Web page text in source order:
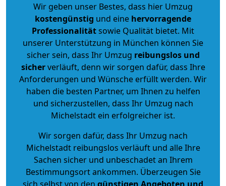
Wir geben unser Bestes, dass hier Umzug
kostengünstig und eine hervorragende
Professionalitätsowie Qualität bietet. Mit
unserer Unterstützung in München können Sie
sicher sein, dass Ihr Umzug reibungslos und
sicherverläuft, denn wir sorgen dafür, dass Ihre
Anforderungen und Wünsche erfüllt werden. Wir
haben die besten Partner, um Ihnen zu helfen
und sicherzustellen, dass Ihr Umzug nach
Michelstadt ein erfolgreicher ist.
Wir sorgen dafür, dass Ihr Umzug nach
Michelstadt reibungslos verläuft und alle Ihre
Sachen sicher und unbeschadet an Ihrem
Bestimmungsort ankommen. Überzeugen Sie
sich selbst von den günstigen Angeboten und